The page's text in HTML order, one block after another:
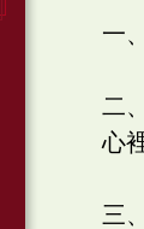
一
二
心
三